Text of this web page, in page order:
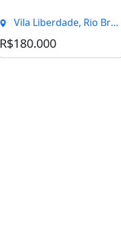
Vila Liberdade, Rio Branco - AC
R$180.000